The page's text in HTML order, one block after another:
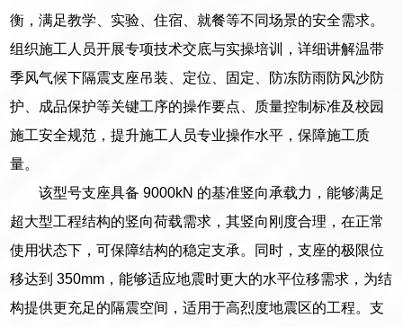
衡，满足教学、实验、住宿、就餐等不同场景的安全需求。
组织施工人员开展专项技术交底与实操培训，详细讲解温带
季风气候下隔震支座吊装、定位、固定、防冻防雨防风沙防
护、成品保护等关键工序的操作要点、质量控制标准及校园
施工安全规范，提升施工人员专业操作水平，保障施工质
量。
该型号支座具备 9000kN 的基准竖向承载力，能够满足
超大型工程结构的竖向荷载需求，其竖向刚度合理，在正常
使用状态下，可保障结构的稳定支承。同时，支座的极限位
移达到 350mm，能够适应地震时更大的水平位移需求，为结
构提供更充足的隔震空间，适用于高烈度地震区的工程。支